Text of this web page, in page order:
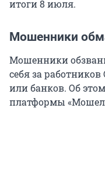
итоги 8 июля.
Мошенники
Мошенники
себя за
или банков. Об этом
платформы